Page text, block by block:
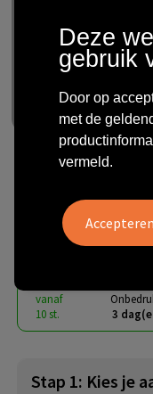
Themageschenken
Overig
en LED
vanafexcl.
vanaf
10 st.
3
Stap 1: Kies je
Deze
gebruik
Door op
met de
vermeld.